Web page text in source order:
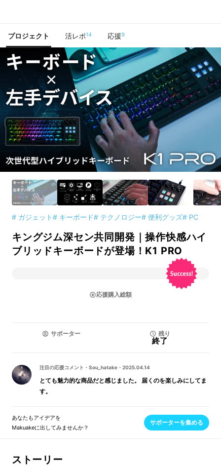
プロジェクト 活レポ14 応援9
# ガジェット# キーボード# テクノロジー# 便利グッズ# PC
キングジム深セン共同開発｜操作快感ハイ
ブリッドキーボードが登場！K1 PRO
応援購入総額
サポーター 残り
終了
注目の応援コメント ・ Sou_hatake ・ 2025.04.14
とても魅力的な商品だと感じました。 届くのを楽しみにしてま
す。
あなたもアイデアを
Makuakeに出してみませんか？
サポーターを集める
ストーリー